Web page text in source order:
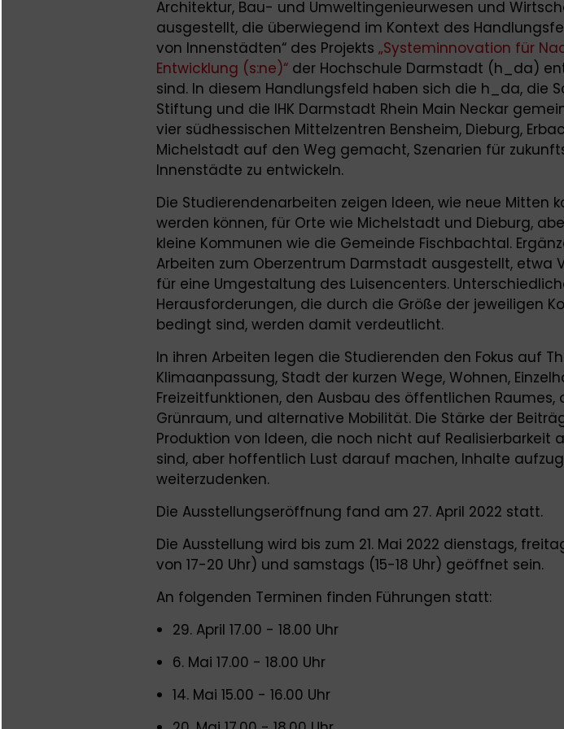
Architektur, Bau- und Umweltingenieurwesen und
ausgestellt, die überwiegend im Kontext des
von Innenstädten“ des Projekts „Systeminnovation für
Entwicklung (s:ne)“ der Hochschule Darmstadt (h_da)
sind. In diesem Handlungsfeld haben sich die h_da, die
Stiftung und die IHK Darmstadt Rhein Main Neckar
vier südhessischen Mittelzentren Bensheim, Dieburg,
Michelstadt auf den Weg gemacht, Szenarien für
Innenstädte zu entwickeln.
Die Studierendenarbeiten zeigen Ideen, wie neue Mitten
werden können, für Orte wie Michelstadt und Dieburg,
kleine Kommunen wie die Gemeinde Fischbachtal.
Arbeiten zum Oberzentrum Darmstadt ausgestellt, etwa
für eine Umgestaltung des Luisencenters.
Herausforderungen, die durch die Größe der jeweiligen
bedingt sind, werden damit verdeutlicht.
In ihren Arbeiten legen die Studierenden den Fokus auf
Klimaanpassung, Stadt der kurzen Wege, Wohnen,
Freizeitfunktionen, den Ausbau des öffentlichen Raumes,
Grünraum, und alternative Mobilität. Die Stärke der
Produktion von Ideen, die noch nicht auf Realisierbarkeit
sind, aber hoffentlich Lust darauf machen, Inhalte
weiterzudenken.
Die Ausstellungseröffnung fand am 27. April 2022 statt.
Die Ausstellung wird bis zum 21. Mai 2022 dienstags,
von 17-20 Uhr) und samstags (15-18 Uhr) geöffnet sein.
An folgenden Terminen finden Führungen statt:
29. April 17.00 - 18.00 Uhr
6. Mai 17.00 - 18.00 Uhr
14. Mai 15.00 - 16.00 Uhr